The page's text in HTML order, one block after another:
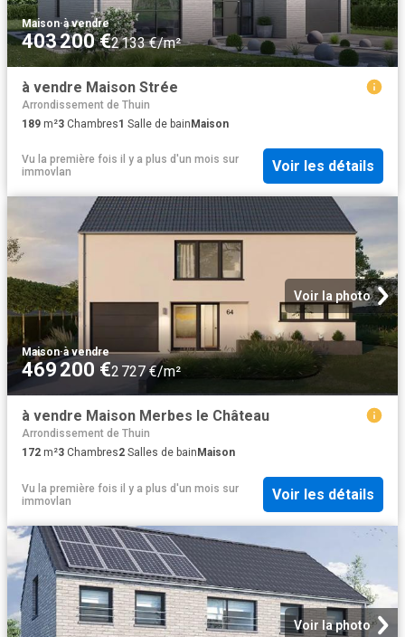
Maison·à vendre
403 200 €2 133 €/m²
à vendre Maison Strée
Arrondissement de Thuin
189 m²3 Chambres1 Salle de bainMaison
Vu la première fois il y a plus d'un mois sur
immovlan
Voir les détails
Voir la photo
Maison·à vendre
469 200 €2 727 €/m²
à vendre Maison Merbes le Château
Arrondissement de Thuin
172 m²3 Chambres2 Salles de bain Maison
Vu la première fois il y a plus d'un mois sur
immovlan
Voir les détails
Voir la photo